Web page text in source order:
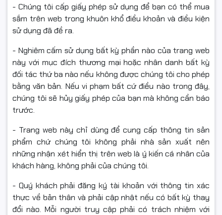
- Chúng tôi cấp giấy phép sử dụng để bạn có thể mua
sắm trên web trong khuôn khổ điều khoản và điều kiện
sử dụng đã đề ra.
- Nghiêm cấm sử dụng bất kỳ phần nào của trang web
này với mục đích thương mại hoặc nhân danh bất kỳ
đối tác thứ ba nào nếu không được chúng tôi cho phép
bằng văn bản. Nếu vi phạm bất cứ điều nào trong đây,
chúng tôi sẽ hủy giấy phép của bạn mà không cần báo
trước.
- Trang web này chỉ dùng để cung cấp thông tin sản
phẩm chứ chúng tôi không phải nhà sản xuất nên
những nhận xét hiển thị trên web là ý kiến cá nhân của
khách hàng, không phải của chúng tôi.
- Quý khách phải đăng ký tài khoản với thông tin xác
thực về bản thân và phải cập nhật nếu có bất kỳ thay
đổi nào. Mỗi người truy cập phải có trách nhiệm với